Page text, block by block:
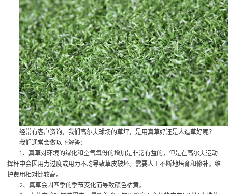
经常有客户资询，我们高尔夫球场的草坪，是用真草好还是人造草好呢？
我们通常会做以下解答：
1、真草对环境的绿化和空气氧份的增加是非常有益的，但是在高尔夫运动
挥杆中会因用力过度或用力不均导致草皮破坏。需要人工不断地培育和修补。维
护费用相对比较高。
2、真草会因四季的季节变化而导致颜色枯黄。